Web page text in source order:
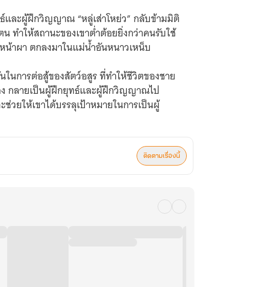
ละผู้ฝึกวิญญาณ “หลู่เส่าโหย่ว” กลับข้ามมิติ
ำให้สถานะของเขาต่ำต้อยยิ่งกว่าคนรับใช้
าผา ตกลงมาในแม่น้ำอันหนาวเหน็บ
ในการต่อสู้ของสัตว์อสูร ที่ทำให้ชีวิตของชาย
กลายเป็นผู้ฝึกยุทธ์และผู้ฝึกวิญญาณไป
ยให้เขาได้บรรลุเป้าหมายในการเป็นผู้
ที่สั่นคลอนทั้งฟ้าดินของเขาได้เริ่มขึ้นแล้ว!
ติดตามเรื่องนี้